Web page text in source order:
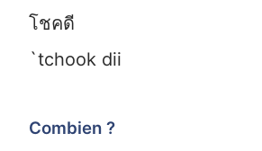
โชคดี
`tchook dii
Combien ?